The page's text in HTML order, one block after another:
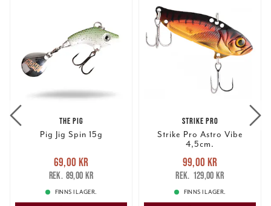
THE PIG
Pig Jig Spin 15g
Nuvarande pris
69,00 krTidigare pris
89,00 kr
69,00 kr
89,00 kr
FINNS I LAGER.
STRIKE PRO
Strike Pro Astro Vibe
4,5cm.
Nuvarande pris
99,00 krTidigare pris
129,00 kr
99,00 kr
129,00 kr
FINNS I LAGER.